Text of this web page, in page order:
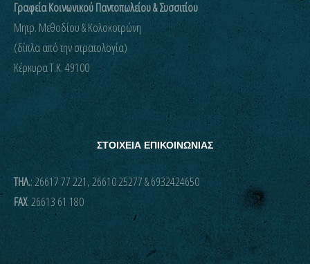
Γραφεία Κοινωνικού Παντοπωλείου & Συσσιτίου
Μητρ. Μεθοδίου & Κολοκοτρώνη
(δίπλα από την στρατολογία)
Kέρκυρα Τ.Κ. 49100
ΣΤΟΙΧΕΙΑ ΕΠΙΚΟΙΝΩΝΙΑΣ
ΤΗΛ.: 26617 77 221, 26610 25277 & 6932424650
FAX: 26613 61 180